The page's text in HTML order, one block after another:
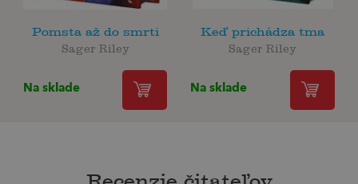
Pomsta až do smrti
Sager Riley
Na sklade
Keď prichádza tma
Sager Riley
Na sklade